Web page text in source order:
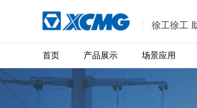
徐工徐工
首页 产品展示 场景应用